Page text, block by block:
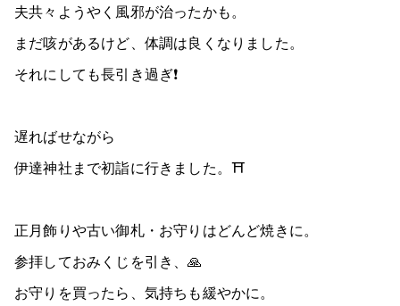
夫共々ようやく風邪が治ったかも。
まだ咳があるけど、体調は良くなりました。
それにしても長引き過ぎ❗
遅ればせながら
伊達神社まで初詣に行きました。⛩️
正月飾りや古い御札・お守りはどんど焼きに。
参拝しておみくじを引き、🙏
お守りを買ったら、気持ちも緩やかに。